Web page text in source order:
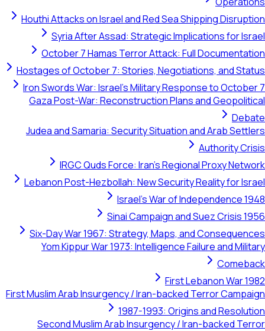
Houthi Attacks on Israel and Red Sea Shipping Disruption
Syria After Assad: Strategic Implications for Israel
October 7 Hamas Terror Attack: Full Documentation
Hostages of October 7: Stories, Negotiations, and Status
Iron Swords War: Israel's Military Response to October 7
Gaza Post-War: Reconstruction Plans and Geopolitical
Debate
Judea and Samaria: Security Situation and Arab Settlers
Authority Crisis
IRGC Quds Force: Iran's Regional Proxy Network
Lebanon Post-Hezbollah: New Security Reality for Israel
Israel's War of Independence 1948
Sinai Campaign and Suez Crisis 1956
Six-Day War 1967: Strategy, Maps, and Consequences
Yom Kippur War 1973: Intelligence Failure and Military
Comeback
First Lebanon War 1982
First Muslim Arab Insurgency / Iran-backed Terror Campaign
1987-1993: Origins and Resolution
Second Muslim Arab Insurgency / Iran-backed Terror